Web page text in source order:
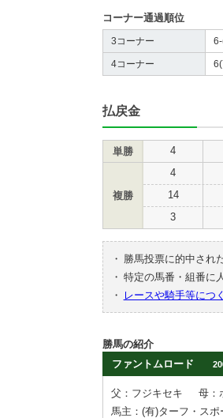
コーナー通過順位
3コーナー
4コーナー
払戻金
単勝 4
複勝
4
14
3
・
勝馬投票に的中され
・ 特定の馬番・組番に
・
レースや騎手等につ
勝馬の紹介
ファントムロード
父：フジキセキ
母：
馬主：(有)ターフ・スポ